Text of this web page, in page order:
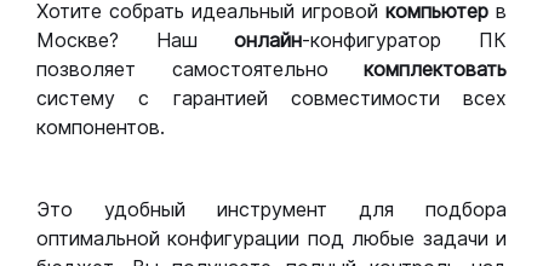
Хотите собрать идеальный игровой компьютер в
Москве? Нашонлайн-конфигуратор ПК
позволяет самостоятельно комплектовать
систему с гарантией совместимости всех
компонентов.
Это удобный инструмент для подбора
оптимальной конфигурации под любые задачи и